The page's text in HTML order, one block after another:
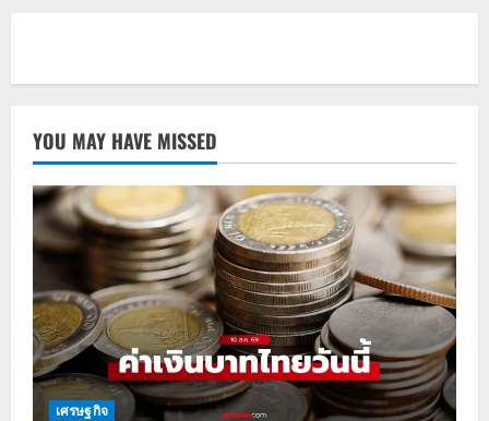
YOU MAY HAVE MISSED
เศรษฐกิจ